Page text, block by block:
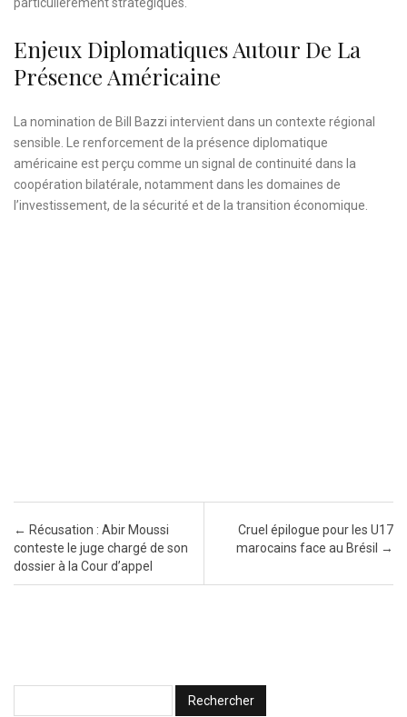
Enjeux Diplomatiques Autour De La
Présence Américaine
La nomination de Bill Bazzi intervient dans un contexte régional
sensible. Le renforcement de la présence diplomatique
américaine est perçu comme un signal de continuité dans la
coopération bilatérale, notamment dans les domaines de
l’investissement, de la sécurité et de la transition économique.
Post navigation
← Récusation : Abir Moussi
conteste le juge chargé de son
dossier à la Cour d’appel
Cruel épilogue pour les U17
marocains face au Brésil →